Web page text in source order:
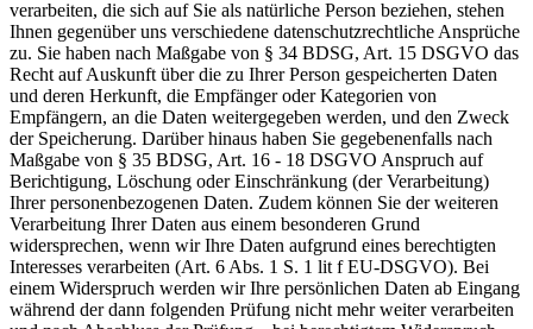
verarbeiten, die sich auf Sie als natürliche Person beziehen, stehen
Ihnen gegenüber uns verschiedene datenschutzrechtliche Ansprüche
zu. Sie haben nach Maßgabe von § 34 BDSG, Art. 15 DSGVO das
Recht auf Auskunft über die zu Ihrer Person gespeicherten Daten
und deren Herkunft, die Empfänger oder Kategorien von
Empfängern, an die Daten weitergegeben werden, und den Zweck
der Speicherung. Darüber hinaus haben Sie gegebenenfalls nach
Maßgabe von § 35 BDSG, Art. 16 - 18 DSGVO Anspruch auf
Berichtigung, Löschung oder Einschränkung (der Verarbeitung)
Ihrer personenbezogenen Daten. Zudem können Sie der weiteren
Verarbeitung Ihrer Daten aus einem besonderen Grund
widersprechen, wenn wir Ihre Daten aufgrund eines berechtigten
Interesses verarbeiten (Art. 6 Abs. 1 S. 1 lit f EU-DSGVO). Bei
einem Widerspruch werden wir Ihre persönlichen Daten ab Eingang
während der dann folgenden Prüfung nicht mehr weiter verarbeiten